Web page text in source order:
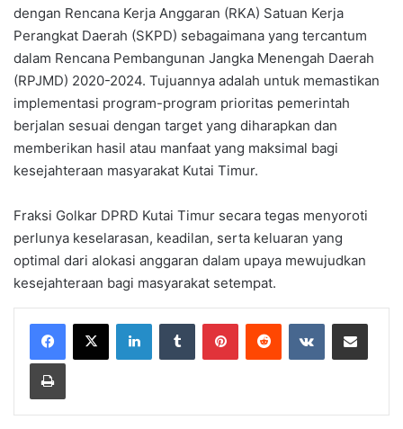
dengan Rencana Kerja Anggaran (RKA) Satuan Kerja
Perangkat Daerah (SKPD) sebagaimana yang tercantum
dalam Rencana Pembangunan Jangka Menengah Daerah
(RPJMD) 2020-2024. Tujuannya adalah untuk memastikan
implementasi program-program prioritas pemerintah
berjalan sesuai dengan target yang diharapkan dan
memberikan hasil atau manfaat yang maksimal bagi
kesejahteraan masyarakat Kutai Timur.
Fraksi Golkar DPRD Kutai Timur secara tegas menyoroti
perlunya keselarasan, keadilan, serta keluaran yang
optimal dari alokasi anggaran dalam upaya mewujudkan
kesejahteraan bagi masyarakat setempat.